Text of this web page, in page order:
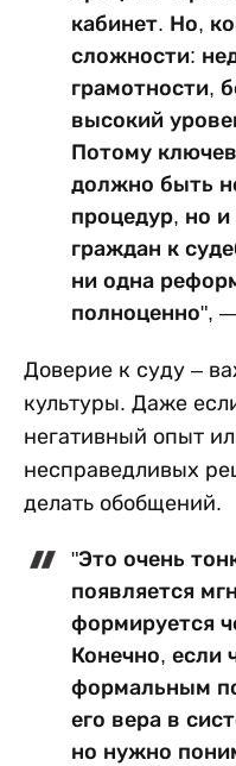
кабинет. Но,
сложности:
грамотности,
высокий
Потому
должно быть
процедур, но
граждан к
ни одна
полноценно",
Доверие к суду –
культуры. Даже
негативный опыт
несправедливых
делать обобщений.
"Это очень
появляется
формируется
Конечно, если
формальным
его вера в
но нужно